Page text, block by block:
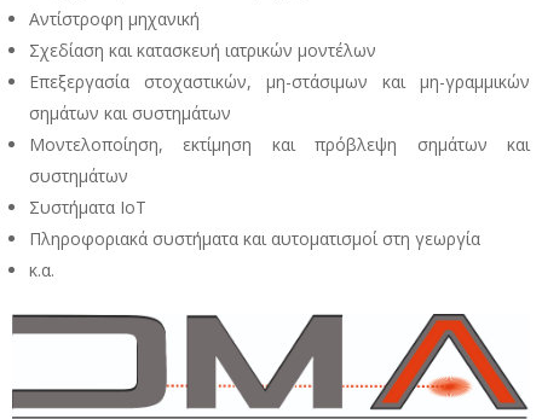
Αντίστροφη μηχανική
Σχεδίαση και κατασκευή ιατρικών μοντέλων
Επεξεργασία στοχαστικών, μη-στάσιμων και μη-γραμμικών
σημάτων και συστημάτων
Μοντελοποίηση, εκτίμηση και πρόβλεψη σημάτων και
συστημάτων
Συστήματα ΙοΤ
Πληροφοριακά συστήματα και αυτοματισμοί στη γεωργία
κ.α.